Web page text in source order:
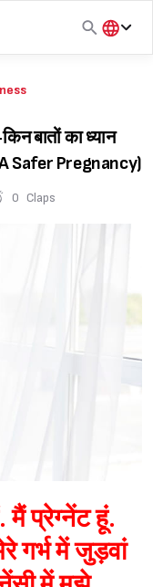
हिंदी
बातों का ध्यान
A Safer Pregnancy)
0 Claps
मैं प्रेग्नेंट हूं.
गर्भ में जुड़वां